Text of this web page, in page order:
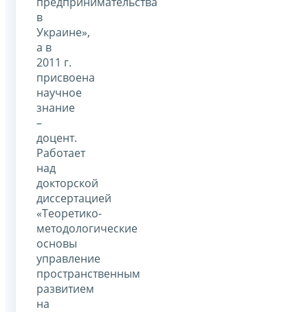
в
Украине»,
а в
2011 г.
присвоена
научное
знание
–
доцент.
Работает
над
докторской
диссертацией
«Теоретико-
методологические
основы
управление
пространственным
развитием
на